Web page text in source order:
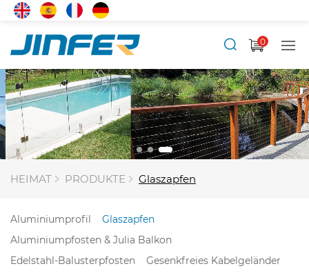
0
HEIMAT PRODUKTE Glaszapfen
Aluminiumprofil
Glaszapfen
Aluminiumpfosten & Julia Balkon
Edelstahl-Balusterpfosten
Gesenkfreies Kabelgeländer